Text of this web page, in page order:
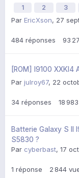
1 2 3
Par EricXson, 27
484 réponses 93
[ROM] I9100 XXKI4
Par julroy67, 22
34 réponses 18 983
Batterie Galaxy S II
S5830 ?
Par cyberbast, 17
1 réponse 2 844